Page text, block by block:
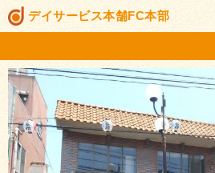
デイサービス本舗FC本部